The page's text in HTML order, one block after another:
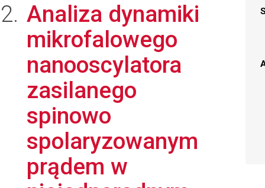
Analiza dynamiki
mikrofalowego
nanooscylatora
zasilanego
spinowo
spolaryzowanym
prądem w